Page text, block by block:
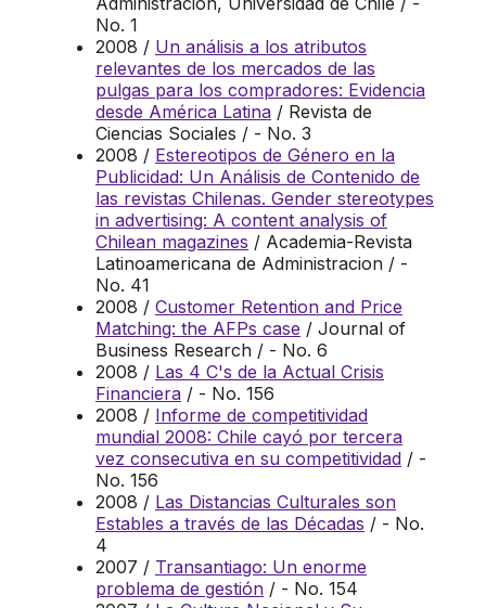
No. 1
2008 / Un análisis a los atributos
relevantes de los mercados de las
pulgas para los compradores: Evidencia
desde América Latina / Revista de
Ciencias Sociales / - No. 3
2008 / Estereotipos de Género en la
Publicidad: Un Análisis de Contenido de
las revistas Chilenas. Gender stereotypes
in advertising: A content analysis of
Chilean magazines / Academia-Revista
Latinoamericana de Administracion / -
No. 41
2008 / Customer Retention and Price
Matching: the AFPs case / Journal of
Business Research / - No. 6
2008 / Las 4 C's de la Actual Crisis
Financiera / - No. 156
2008 / Informe de competitividad
mundial 2008: Chile cayó por tercera
vez consecutiva en su competitividad / -
No. 156
2008 / Las Distancias Culturales son
Estables a través de las Décadas / - No.
4
2007 / Transantiago: Un enorme
problema de gestión / - No. 154